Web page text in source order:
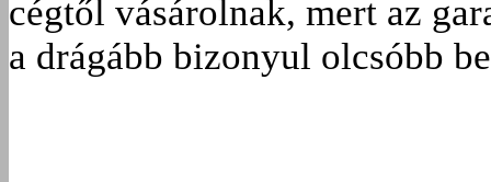
cégtől vásárolnak, mert az
a drágább bizonyul olcsóbb